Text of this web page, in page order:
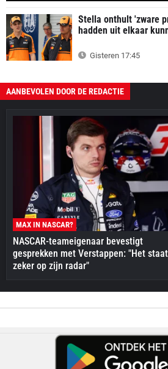
Stella onthult 'zware
hadden uit elkaar
Gisteren 17:45
AANBEVOLEN DOOR DE REDACTIE
MAX IN NASCAR?
NASCAR-teameigenaar bevestigt
gesprekken met Verstappen: "Het staat
zeker op zijn radar"